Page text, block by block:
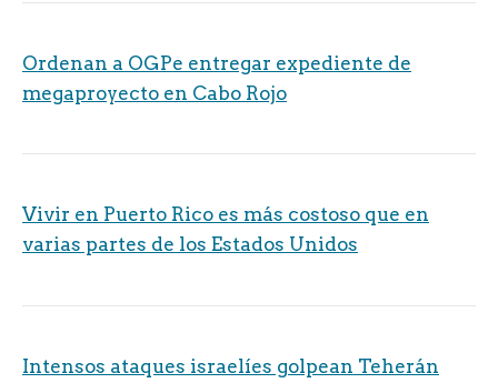
Ordenan a OGPe entregar expediente de
megaproyecto en Cabo Rojo
Vivir en Puerto Rico es más costoso que en
varias partes de los Estados Unidos
Intensos ataques israelíes golpean Teherán